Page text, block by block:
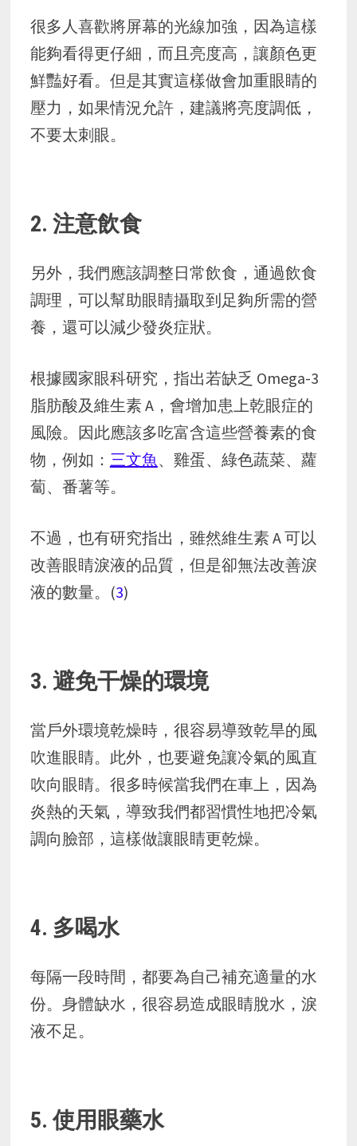
很多人喜歡將屏幕的光線加強，因為這樣
能夠看得更仔細，而且亮度高，讓顏色更
鮮豔好看。但是其實這樣做會加重眼睛的
壓力，如果情況允許，建議將亮度調低，
不要太刺眼。
2. 注意飲食
另外，我們應該調整日常飲食，通過飲食
調理，可以幫助眼睛攝取到足夠所需的營
養，還可以減少發炎症狀。
根據國家眼科研究，指出若缺乏 Omega-3
脂肪酸及維生素 A，會增加患上乾眼症的
風險。因此應該多吃富含這些營養素的食
物，例如： 三文魚、雞蛋、綠色蔬菜、蘿
蔔、番薯等。
不過，也有研究指出，雖然維生素 A 可以
改善眼睛淚液的品質，但是卻無法改善淚
液的數量。(3)
3. 避免干燥的環境
當戶外環境乾燥時，很容易導致乾旱的風
吹進眼睛。此外，也要避免讓冷氣的風直
吹向眼睛。很多時候當我們在車上，因為
炎熱的天氣，導致我們都習慣性地把冷氣
調向臉部，這樣做讓眼睛更乾燥。
4. 多喝水
每隔一段時間，都要為自己補充適量的水
份。身體缺水，很容易造成眼睛脫水，淚
液不足。
5. 使用眼藥水